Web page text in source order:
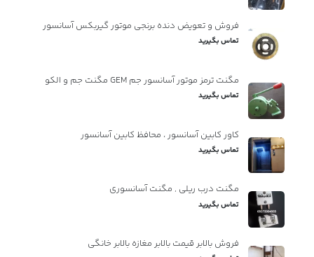
فروش و تعویض دنده برنجی موتور گیربکس آسانسور
تماس بگیرید
مگنت ترمز موتور آسانسور جم GEM مگنت جم و الکو
تماس بگیرید
کاور کابین آسانسور ، محافظ کابین آسانسور
تماس بگیرید
مگنت درب ریلی , مگنت آسانسوری
تماس بگیرید
فروش بالابر قیمت بالابر مغازه بالابر خانگی